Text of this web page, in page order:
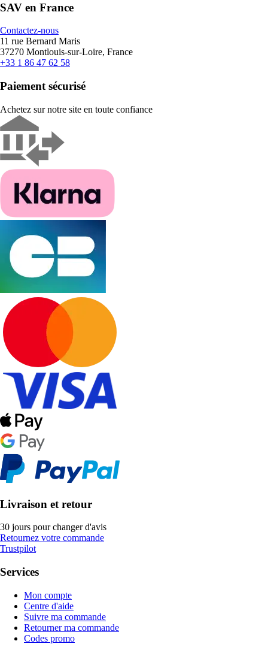
SAV en France
Contactez-nous
11 rue Bernard Maris
37270 Montlouis-sur-Loire, France
+33 1 86 47 62 58
Paiement sécurisé
Achetez sur notre site en toute confiance
Livraison et retour
30 jours pour changer d'avis
Retournez votre commande
Trustpilot
Services
Mon compte
Centre d'aide
Suivre ma commande
Retourner ma commande
Codes promo